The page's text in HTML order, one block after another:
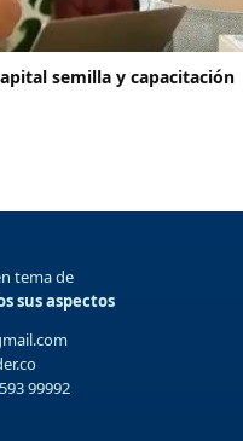
semilla y capacitación
tema de
sus aspectos
99992